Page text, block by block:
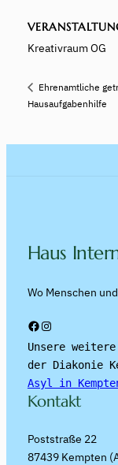
Kreativraum OG
Ehrenamtliche
Hausaufgabenhilfe
Haus
Wo Menschen
Facebook Instagram
Unsere
der Diakonie
Asyl in
Kontakt
Poststraße 22
87439 Kempten